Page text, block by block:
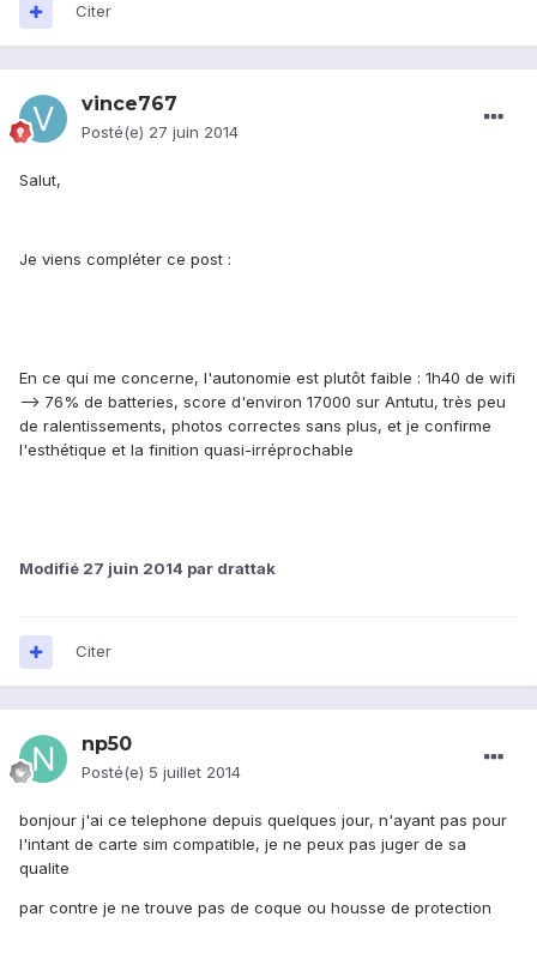
Citer
vince767
Posté(e) 27 juin 2014
Salut,
Je viens compléter ce post :
En ce qui me concerne, l'autonomie est plutôt faible : 1h40 de wifi
--> 76% de batteries, score d'environ 17000 sur Antutu, très peu
de ralentissements, photos correctes sans plus, et je confirme
l'esthétique et la finition quasi-irréprochable
Modifié 27 juin 2014 par drattak
Citer
np50
Posté(e) 5 juillet 2014
bonjour j'ai ce telephone depuis quelques jour, n'ayant pas pour
l'intant de carte sim compatible, je ne peux pas juger de sa
qualite
par contre je ne trouve pas de coque ou housse de protection